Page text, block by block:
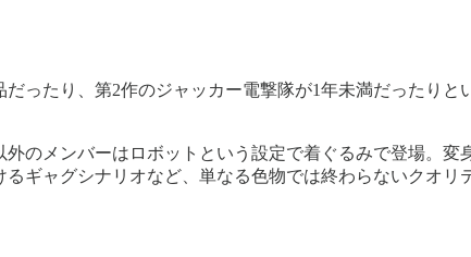
ったり、第2作のジャッカー電撃隊が1年未満だったりと
のメンバーはロボットという設定で着ぐるみで登場。変
ギャグシナリオなど、単なる色物では終わらないクオリ